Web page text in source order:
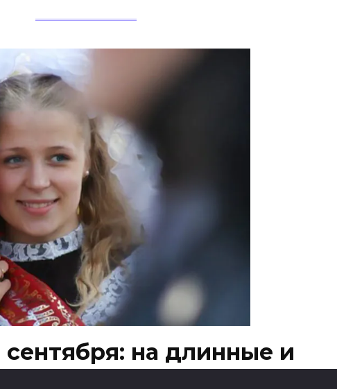
сентября: на длинные и